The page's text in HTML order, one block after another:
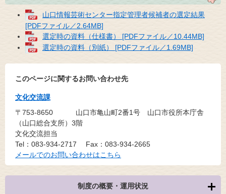
山口情報芸術センター指定管理者候補者の選定結果
[PDFファイル／2.64MB]
選定時の資料（仕様書） [PDFファイル／10.44MB]
選定時の資料（別紙） [PDFファイル／1.69MB]
このページに関するお問い合わせ先
文化交流課
〒753-8650
山口市亀山町2番1号 山口市役所本庁舎
（山口総合支所）3階
文化交流担当
Tel：083-934-2717
Fax：083-934-2665
メールでのお問い合わせはこちら
制度の概要・運用状況